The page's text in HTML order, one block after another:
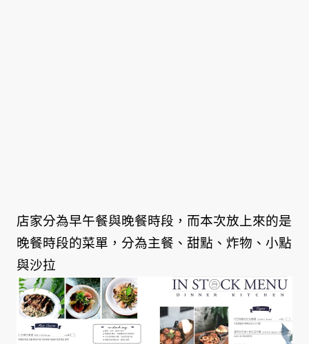
店家分為早午餐與晚餐時段，而本次放上來的是
晚餐時段的菜單，分為主餐、甜點、炸物、小點
與沙拉